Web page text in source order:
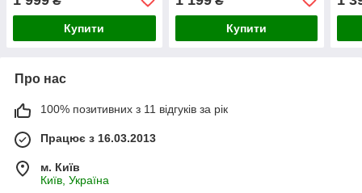
Купити Купити
Про нас
100% позитивних з 11 відгуків за рік
Працює з 16.03.2013
м. Київ
Київ, Україна